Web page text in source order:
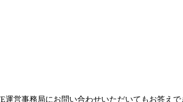
営事務局にお問い合わせいただいてもお答え